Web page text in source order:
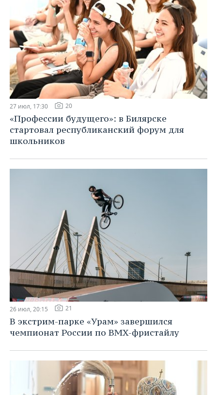
27 июл, 17:30 20
«Профессии будущего»: в Билярске
стартовал республиканский форум для
школьников
26 июл, 20:15 21
В экстрим-парке «Урам» завершился
чемпионат России по BMX-фристайлу